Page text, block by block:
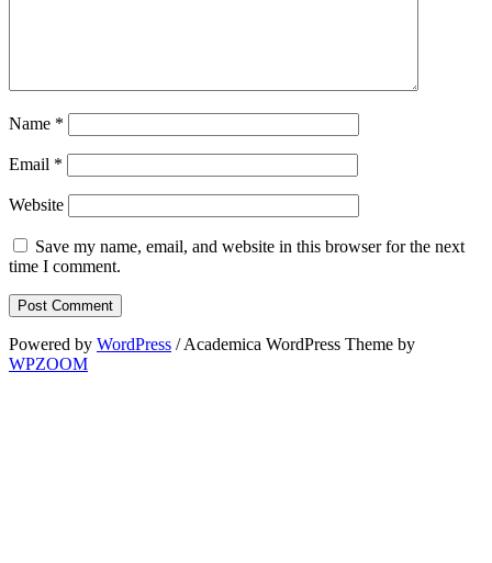
Name *
Email *
Website
Save my name, email, and website in this browser for the next
time I comment.
Powered by WordPress / Academica WordPress Theme by
WPZOOM